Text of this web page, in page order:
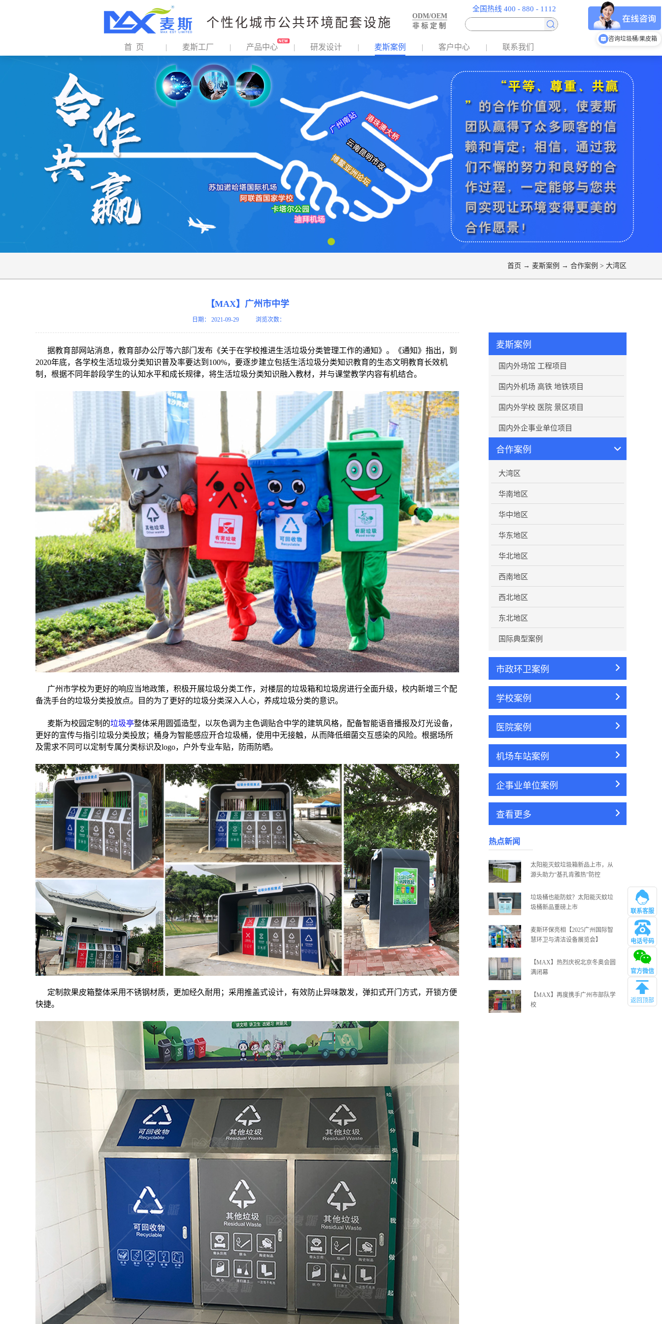
个性化城市公共环境配套设施
ODM/OEM
非 标 定 制
全国热线 400 - 880 - 1112
首 页 麦斯工厂 产品中心 研发设计 麦斯案例 客户中心 联系我们
首页 → 麦斯案例 → 合作案例 > 大湾区
麦斯案例
国内外场馆 工程项目
国内外机场 高铁 地铁项目
国内外学校 医院 景区项目
国内外企事业单位项目
合作案例
大湾区
华南地区
华中地区
华东地区
华北地区
西南地区
西北地区
东北地区
国际典型案例
市政环卫案例
学校案例
医院案例
机场车站案例
企事业单位案例
查看更多
热点新闻
太阳能灭蚊垃圾箱新品上市，从
源头助力“基孔肯雅热”防控
垃圾桶也能防蚊？太阳能灭蚊垃
圾桶新品重磅上市
麦斯环保亮相【2025广州国际智
慧环卫与清洁设备展览会】
【MAX】热烈庆祝北京冬奥会圆
满闭幕
【MAX】再度携手广州市部队学
校
【MAX】广州市中学
日期： 2021-09-29 浏览次数：
据教育部网站消息，教育部办公厅等六部门发布《关于在学校推进生活垃圾分类管理工作的通知》。《通知》指出，到
2020年底，各学校生活垃圾分类知识普及率要达到100%，要逐步建立包括生活垃圾分类知识教育的生态文明教育长效机
制，根据不同年龄段学生的认知水平和成长规律，将生活垃圾分类知识融入教材，并与课堂教学内容有机结合。
广州市学校为更好的响应当地政策，积极开展垃圾分类工作，对楼层的垃圾箱和垃圾房进行全面升级，校内新增三个配
备洗手台的垃圾分类投放点。目的为了更好的垃圾分类深入人心，养成垃圾分类的意识。
麦斯为校园定制的垃圾亭整体采用圆弧造型，以灰色调为主色调贴合中学的建筑风格，配备智能语音播报及灯光设备，
更好的宣传与指引垃圾分类投放；桶身为智能感应开合垃圾桶，使用中无接触，从而降低细菌交互感染的风险。根据场所
及需求不同可以定制专属分类标识及logo，户外专业车贴，防雨防晒。
定制款果皮箱整体采用不锈钢材质，更加经久耐用；采用推盖式设计，有效防止异味散发，弹扣式开门方式，开锁方便
快捷。
联系客服
电话号码
管理
官方微信
返回顶部
咨询烟灰柱